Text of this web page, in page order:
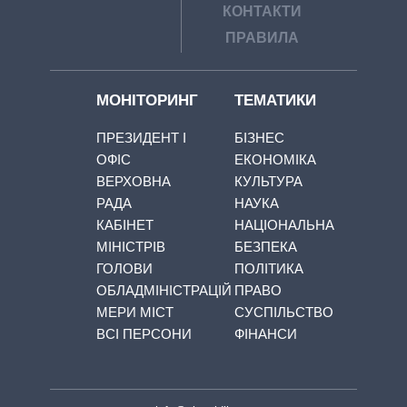
КОНТАКТИ
ПРАВИЛА
МОНІТОРИНГ
ПРЕЗИДЕНТ І
ОФІС
ВЕРХОВНА
РАДА
КАБІНЕТ
МІНІСТРІВ
ГОЛОВИ
ОБЛАДМІНІСТРАЦІЙ
МЕРИ МІСТ
ВСІ ПЕРСОНИ
ТЕМАТИКИ
БІЗНЕС
ЕКОНОМІКА
КУЛЬТУРА
НАУКА
НАЦІОНАЛЬНА
БЕЗПЕКА
ПОЛІТИКА
ПРАВО
СУСПІЛЬСТВО
ФІНАНСИ